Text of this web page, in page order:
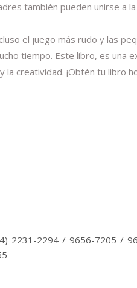
también pueden unirse a
el juego más rudo y las
tiempo. Este libro, es una
creatividad. ¡Obtén tu libro
2231-2294 / 9656-7205 /